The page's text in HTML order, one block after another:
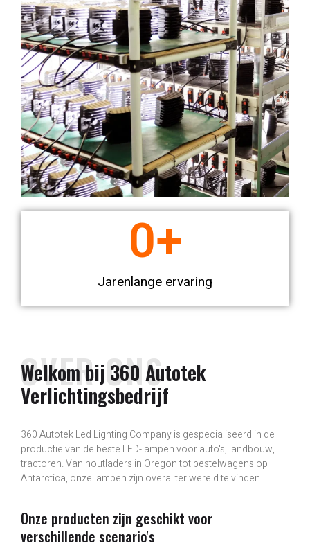
Jarenlange ervaring
0+
Welkom bij 360 Autotek
Verlichtingsbedrijf
360 Autotek Led Lighting Company is gespecialiseerd in de
productie van de beste LED-lampen voor auto's, landbouw,
tractoren. Van houtladers in Oregon tot bestelwagens op
Antarctica, onze lampen zijn overal ter wereld te vinden.
OVER ONS
Onze producten zijn geschikt voor
verschillende scenario's